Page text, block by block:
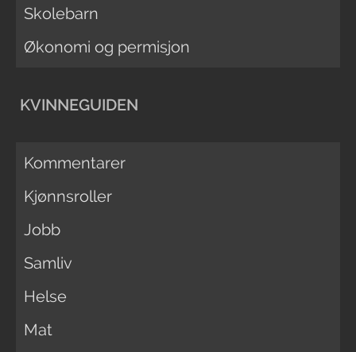
Skolebarn
Økonomi og permisjon
KVINNEGUIDEN
Kommentarer
Kjønnsroller
Jobb
Samliv
Helse
Mat